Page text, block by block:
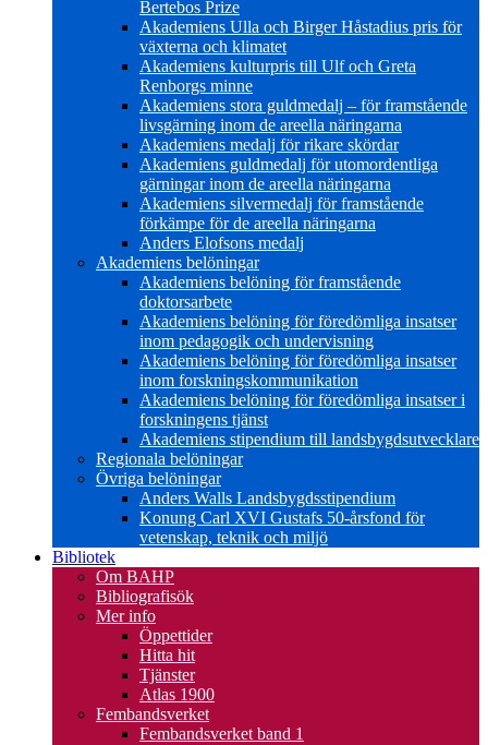
Bertebos Prize
Akademiens Ulla och Birger Håstadius pris för
växterna och klimatet
Akademiens kulturpris till Ulf och Greta
Renborgs minne
Akademiens stora guldmedalj – för framstående
livsgärning inom de areella näringarna
Akademiens medalj för rikare skördar
Akademiens guldmedalj för utomordentliga
gärningar inom de areella näringarna
Akademiens silvermedalj för framstående
förkämpe för de areella näringarna
Anders Elofsons medalj
Akademiens belöningar
Akademiens belöning för framstående
doktorsarbete
Akademiens belöning för föredömliga insatser
inom pedagogik och undervisning
Akademiens belöning för föredömliga insatser
inom forskningskommunikation
Akademiens belöning för föredömliga insatser i
forskningens tjänst
Akademiens stipendium till landsbygdsutvecklare
Regionala belöningar
Övriga belöningar
Anders Walls Landsbygdsstipendium
Konung Carl XVI Gustafs 50-årsfond för
vetenskap, teknik och miljö
Bibliotek
Om BAHP
Bibliografisök
Mer info
Öppettider
Hitta hit
Tjänster
Atlas 1900
Fembandsverket
Fembandsverket band 1